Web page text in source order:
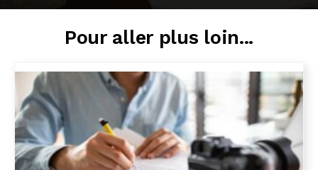
Pour aller plus loin...